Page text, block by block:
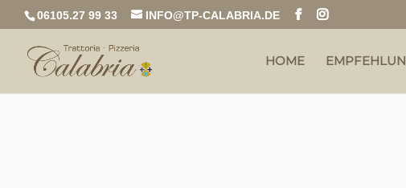
06105.27 99 33 INFO@TP-CALABRIA.DE
HOME